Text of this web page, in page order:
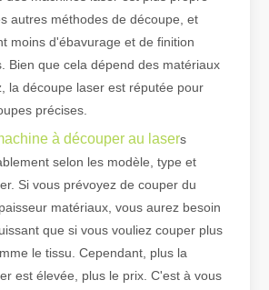
Qu'est-ce que la découpe laser de tubes ?
tubes est une technologie clé dans une
autres méthodes de découpe, et
moins d'ébavurage et de finition
Bien que cela dépend des matériaux
la découpe laser est réputée pour
précises.
à découper au lasers
selon les modèle, type et
Si vous prévoyez de couper du
matériaux, vous aurez besoin
que si vous vouliez couper plus
le tissu. Cependant, plus la
est élevée, plus le prix. C'est à vous